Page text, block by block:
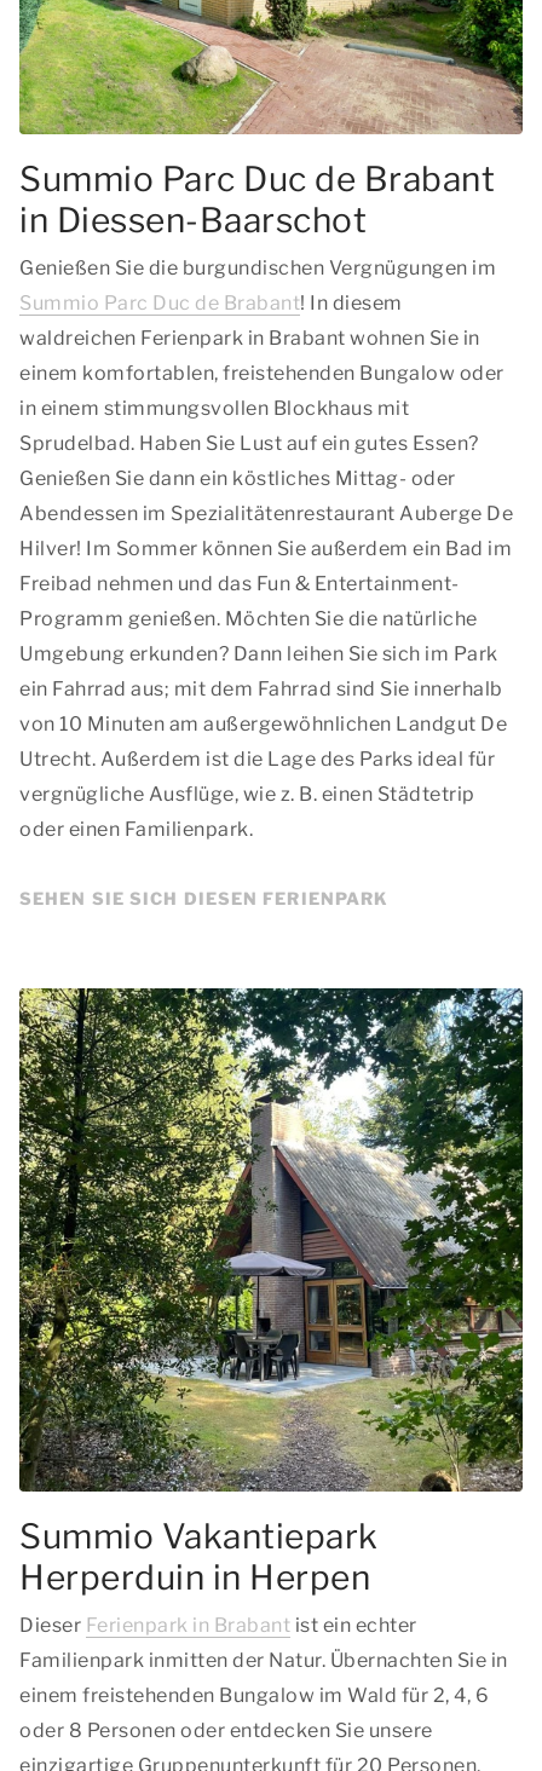
Summio Parc Duc de Brabant
in Diessen-Baarschot
Genießen Sie die burgundischen Vergnügungen im
Summio Parc Duc de Brabant! In diesem
waldreichen Ferienpark in Brabant wohnen Sie in
einem komfortablen, freistehenden Bungalow oder
in einem stimmungsvollen Blockhaus mit
Sprudelbad. Haben Sie Lust auf ein gutes Essen?
Genießen Sie dann ein köstliches Mittag- oder
Abendessen im Spezialitätenrestaurant Auberge De
Hilver! Im Sommer können Sie außerdem ein Bad im
Freibad nehmen und das Fun & Entertainment-
Programm genießen. Möchten Sie die natürliche
Umgebung erkunden? Dann leihen Sie sich im Park
ein Fahrrad aus; mit dem Fahrrad sind Sie innerhalb
von 10 Minuten am außergewöhnlichen Landgut De
Utrecht. Außerdem ist die Lage des Parks ideal für
vergnügliche Ausflüge, wie z. B. einen Städtetrip
oder einen Familienpark.
SEHEN SIE SICH DIESEN FERIENPARK
Summio Vakantiepark
Herperduin in Herpen
Dieser Ferienpark in Brabant ist ein echter
Familienpark inmitten der Natur. Übernachten Sie in
einem freistehenden Bungalow im Wald für 2, 4, 6
oder 8 Personen oder entdecken Sie unsere
einzigartige Gruppenunterkunft für 20 Personen.